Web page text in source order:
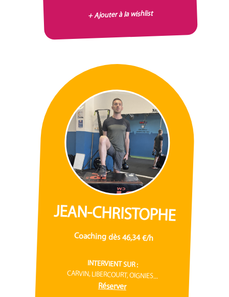
+ Ajouter à la wishlist
JEAN-CHRISTOPHE
Coaching dès 46,34 €/h
INTERVIENT SUR :
CARVIN, LIBERCOURT, OIGNIES...
Réserver